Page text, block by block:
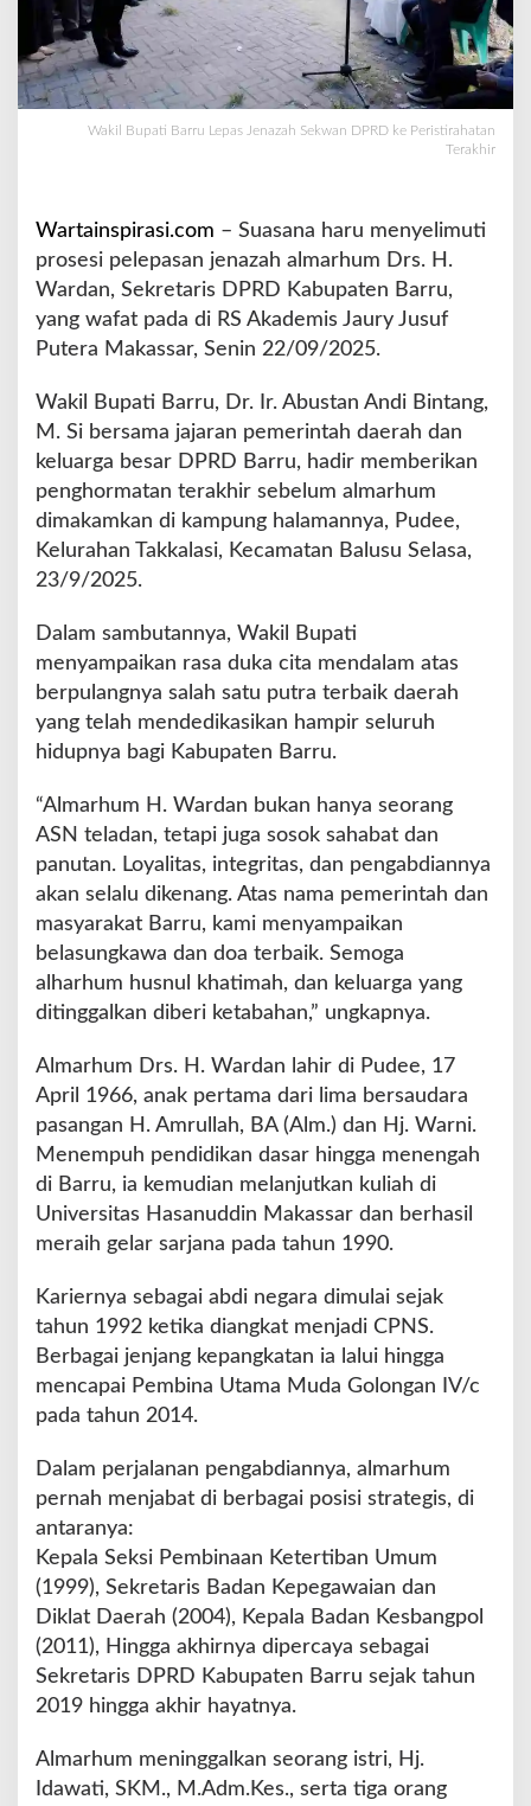
e
n
h
S
k
w
a
D
R
D
k
e
e
r
s
t
r
a
h
t
n
T
e
r
k
h
i
Wakil Bupati Barru Lepas Jenazah Sekwan DPRD ke Peristirahatan
Terakhir
Wartainspirasi.com – Suasana haru menyelimuti
prosesi pelepasan jenazah almarhum Drs. H.
Wardan, Sekretaris DPRD Kabupaten Barru,
yang wafat pada di RS Akademis Jaury Jusuf
Putera Makassar, Senin 22/09/2025.
Wakil Bupati Barru, Dr. Ir. Abustan Andi Bintang,
M. Si bersama jajaran pemerintah daerah dan
keluarga besar DPRD Barru, hadir memberikan
penghormatan terakhir sebelum almarhum
dimakamkan di kampung halamannya, Pudee,
Kelurahan Takkalasi, Kecamatan Balusu Selasa,
23/9/2025.
Dalam sambutannya, Wakil Bupati
menyampaikan rasa duka cita mendalam atas
berpulangnya salah satu putra terbaik daerah
yang telah mendedikasikan hampir seluruh
hidupnya bagi Kabupaten Barru.
“Almarhum H. Wardan bukan hanya seorang
ASN teladan, tetapi juga sosok sahabat dan
panutan. Loyalitas, integritas, dan pengabdiannya
akan selalu dikenang. Atas nama pemerintah dan
masyarakat Barru, kami menyampaikan
belasungkawa dan doa terbaik. Semoga
alharhum husnul khatimah, dan keluarga yang
ditinggalkan diberi ketabahan,” ungkapnya.
Almarhum Drs. H. Wardan lahir di Pudee, 17
April 1966, anak pertama dari lima bersaudara
pasangan H. Amrullah, BA (Alm.) dan Hj. Warni.
Menempuh pendidikan dasar hingga menengah
di Barru, ia kemudian melanjutkan kuliah di
Universitas Hasanuddin Makassar dan berhasil
meraih gelar sarjana pada tahun 1990.
Kariernya sebagai abdi negara dimulai sejak
tahun 1992 ketika diangkat menjadi CPNS.
Berbagai jenjang kepangkatan ia lalui hingga
mencapai Pembina Utama Muda Golongan IV/c
pada tahun 2014.
Dalam perjalanan pengabdiannya, almarhum
pernah menjabat di berbagai posisi strategis, di
antaranya:
Kepala Seksi Pembinaan Ketertiban Umum
(1999), Sekretaris Badan Kepegawaian dan
Diklat Daerah (2004), Kepala Badan Kesbangpol
(2011), Hingga akhirnya dipercaya sebagai
Sekretaris DPRD Kabupaten Barru sejak tahun
2019 hingga akhir hayatnya.
Almarhum meninggalkan seorang istri, Hj.
Idawati, SKM., M.Adm.Kes., serta tiga orang